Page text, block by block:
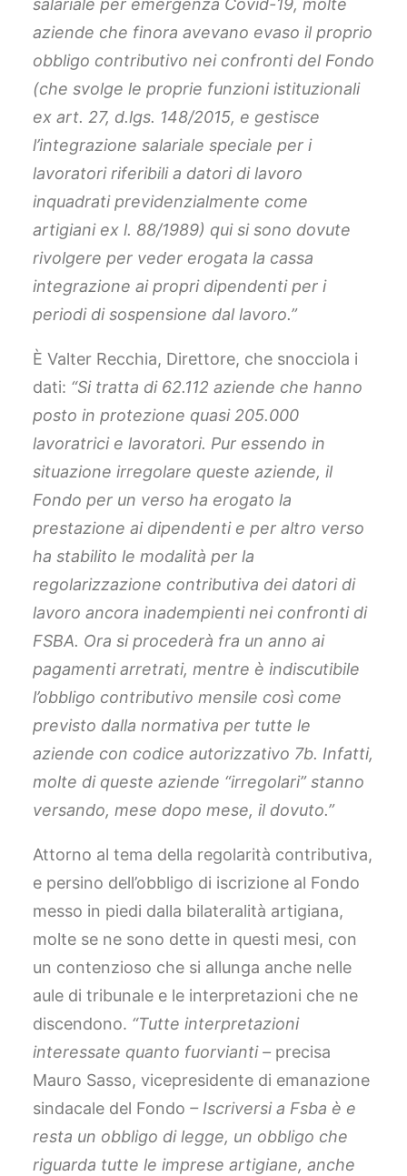
salariale per emergenza Covid-19, molte
aziende che finora avevano evaso il proprio
obbligo contributivo nei confronti del Fondo
(che svolge le proprie funzioni istituzionali
ex art. 27, d.lgs. 148/2015, e gestisce
l’integrazione salariale speciale per i
lavoratori riferibili a datori di lavoro
inquadrati previdenzialmente come
artigiani ex l. 88/1989) qui si sono dovute
rivolgere per veder erogata la cassa
integrazione ai propri dipendenti per i
periodi di sospensione dal lavoro.”
È Valter Recchia, Direttore, che snocciola i
dati: “Si tratta di 62.112 aziende che hanno
posto in protezione quasi 205.000
lavoratrici e lavoratori. Pur essendo in
situazione irregolare queste aziende, il
Fondo per un verso ha erogato la
prestazione ai dipendenti e per altro verso
ha stabilito le modalità per la
regolarizzazione contributiva dei datori di
lavoro ancora inadempienti nei confronti di
FSBA. Ora si procederà fra un anno ai
pagamenti arretrati, mentre è indiscutibile
l’obbligo contributivo mensile così come
previsto dalla normativa per tutte le
aziende con codice autorizzativo 7b. Infatti,
molte di queste aziende “irregolari” stanno
versando, mese dopo mese, il dovuto.”
Attorno al tema della regolarità contributiva,
e persino dell’obbligo di iscrizione al Fondo
messo in piedi dalla bilateralità artigiana,
molte se ne sono dette in questi mesi, con
un contenzioso che si allunga anche nelle
aule di tribunale e le interpretazioni che ne
discendono. “Tutte interpretazioni
interessate quanto fuorvianti – precisa
Mauro Sasso, vicepresidente di emanazione
sindacale del Fondo – Iscriversi a Fsba è e
resta un obbligo di legge, un obbligo che
riguarda tutte le imprese artigiane, anche